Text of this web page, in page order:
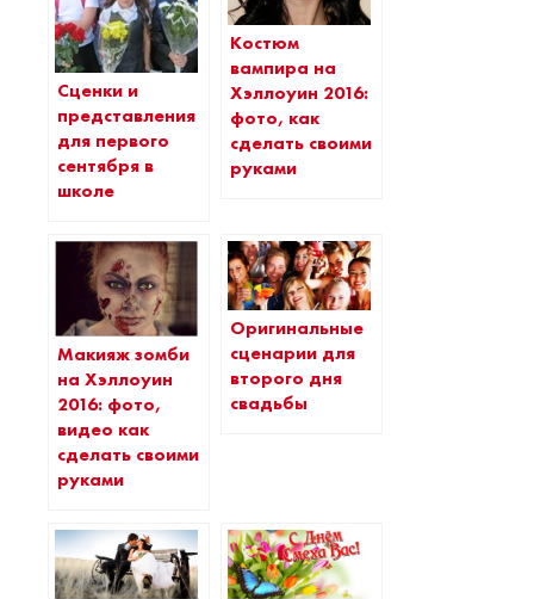
Сценки и
представления
для первого
сентября в
школе
Костюм
вампира на
Хэллоуин 2016:
фото, как
сделать своими
руками
Макияж зомби
на Хэллоуин
2016: фото,
видео как
сделать своими
руками
Оригинальные
сценарии для
второго дня
свадьбы